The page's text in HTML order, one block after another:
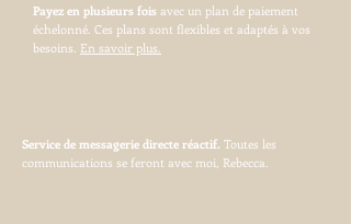
Payez en plusieurs fois avec un plan de paiement
échelonné. Ces plans sont flexibles et adaptés à vos
besoins. En savoir plus.
Service de messagerie directe réactif. Toutes les
communications se feront avec moi, Rebecca.